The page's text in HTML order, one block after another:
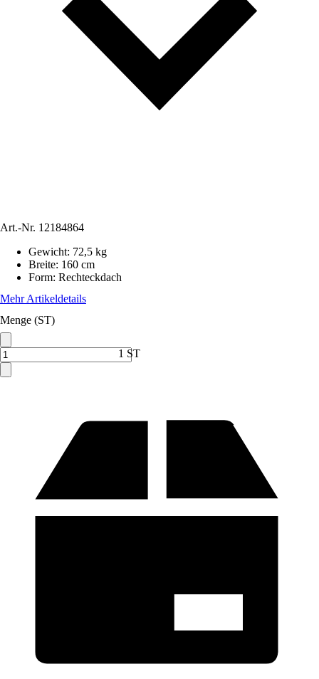
Art.-Nr. 12184864
Gewicht: 72,5 kg
Breite: 160 cm
Form: Rechteckdach
Mehr Artikeldetails
Menge (ST)
1 ST